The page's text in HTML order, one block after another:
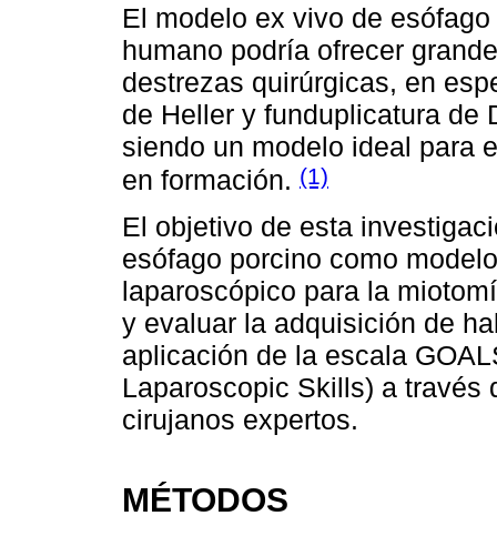
El modelo ex vivo de
humano podría ofrecer
destrezas quirúrgicas, en
de Heller y funduplicatura de
siendo un modelo ideal para
en formación. (1)
El objetivo de esta
esófago porcino como
laparoscópico para la
y evaluar la adquisición de
aplicación de la escala
Laparoscopic Skills) a través
cirujanos expertos.
MÉTODOS